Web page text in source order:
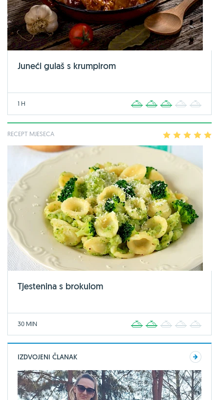
Juneći gulaš s krumpirom
1 H 2 3 4
RECEPT MJESECA 2 3 4
Tjestenina s brokulom
30 MIN 2 3 4
IZDVOJENI ČLANAK